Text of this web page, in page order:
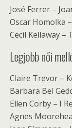
José Ferrer –
Oscar Homolka
Cecil Kellaway
Legjobb női
Claire Trevor –
Barbara Bel
Ellen Corby – I
Agnes